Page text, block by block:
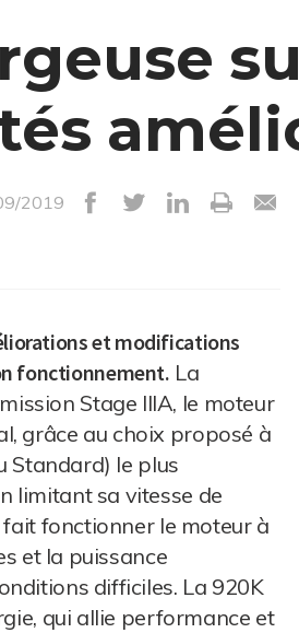
2019
et modifications
fonctionnement. La
Stage IIIA, le moteur
grâce au choix proposé à
Standard) le plus
limitant sa vitesse de
fonctionner le moteur à
et la puissance
difficiles. La 920K
qui allie performance et